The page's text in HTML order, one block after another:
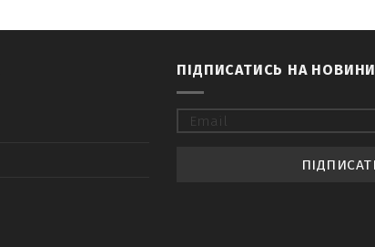
ПІДПИСАТИСЬ НА НОВИНИ